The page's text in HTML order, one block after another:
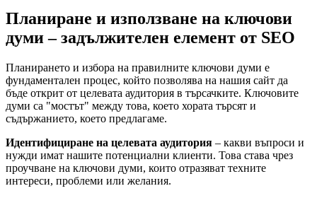
Планиране и използване на ключови
думи – задължителен елемент от SEO
Планирането и избора на правилните ключови думи е
фундаментален процес, който позволява на нашия сайт да
бъде открит от целевата аудитория в търсачките. Ключовите
думи са "мостът" между това, което хората търсят и
съдържанието, което предлагаме.
Идентифициране на целевата аудитория – какви въпроси и
нужди имат нашите потенциални клиенти. Това става чрез
проучване на ключови думи, които отразяват техните
интереси, проблеми или желания.